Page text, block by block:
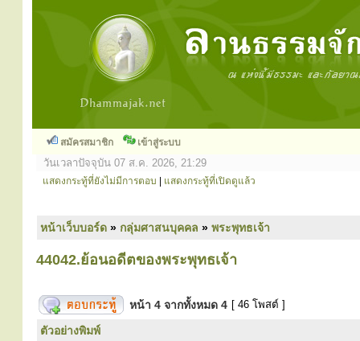
สมัครสมาชิก เข้าสู่ระบบ
วันเวลาปัจจุบัน 07 ส.ค. 2026, 21:29
แสดงกระทู้ที่ยังไม่มีการตอบ แสดงกระทู้ที่เปิดดูแล้ว
หน้าเว็บบอร์ด » กลุ่มศาสนบุคคล » พระพุทธเจ้า
44042.ย้อนอดีตของพระพุทธเจ้า
หน้า 4 จากทั้งหมด 4 [ 46 โพสต์ ]
ตัวอย่างพิมพ์